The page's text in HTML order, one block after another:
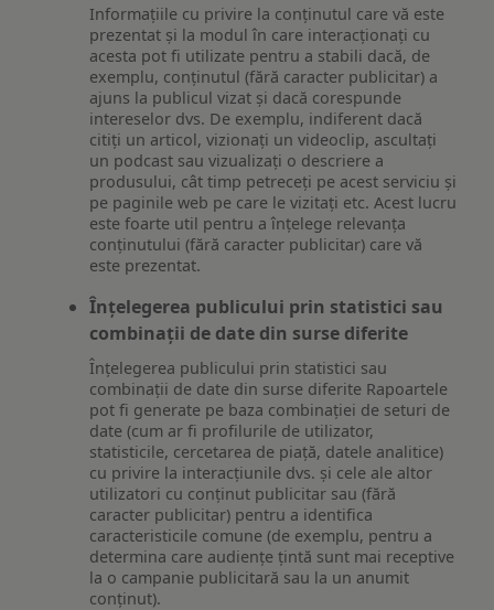
Informațiile cu privire la conținutul care vă este
prezentat și la modul în care interacționați cu
acesta pot fi utilizate pentru a stabili dacă, de
exemplu, conținutul (fără caracter publicitar) a
ajuns la publicul vizat și dacă corespunde
intereselor dvs. De exemplu, indiferent dacă
citiți un articol, vizionați un videoclip, ascultați
un podcast sau vizualizați o descriere a
produsului, cât timp petreceți pe acest serviciu și
pe paginile web pe care le vizitați etc. Acest lucru
este foarte util pentru a înțelege relevanța
conținutului (fără caracter publicitar) care vă
este prezentat.
Înțelegerea publicului prin statistici sau
combinații de date din surse diferite
Înțelegerea publicului prin statistici sau
combinații de date din surse diferite Rapoartele
pot fi generate pe baza combinației de seturi de
date (cum ar fi profilurile de utilizator,
statisticile, cercetarea de piață, datele analitice)
cu privire la interacțiunile dvs. și cele ale altor
utilizatori cu conținut publicitar sau (fără
caracter publicitar) pentru a identifica
caracteristicile comune (de exemplu, pentru a
determina care audiențe țintă sunt mai receptive
la o campanie publicitară sau la un anumit
conținut).